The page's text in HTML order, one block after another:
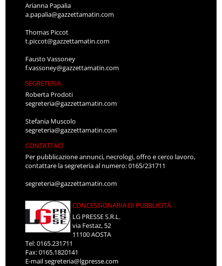
Arianna Papalia
a.papalia@gazzettamatin.com
Thomas Piccot
t.piccot@gazzettamatin.com
Fausto Vassoney
f.vassoney@gazzettamatin.com
SEGRETERIA
Roberta Prodoti
segreteria@gazzettamatin.com
Stefania Muscolo
segreteria@gazzettamatin.com
CONTATTACI
Per pubblicazione annunci, necrologi, offro e cerco lavoro,
contattare la segreteria al numero: 0165/231711
segreteria@gazzettamatin.com
CONCESSIONARIA DI PUBBLICITÀ
LG PRESSE S.R.L.
via Festaz, 52
11100 AOSTA
Tel: 0165.231711
Fax: 0165.1820141
E-mailsegreteria@lgpresse.com